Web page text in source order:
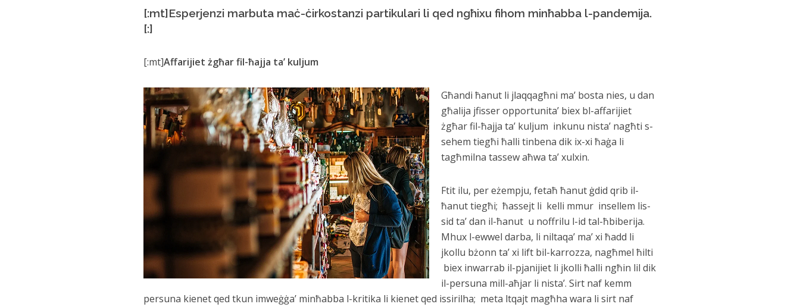
[:mt]Esperjenzi marbuta maċ-ċirkostanzi partikulari li qed ngħixu fihom minħabba l-pandemija.
[:]
[:mt]Affarijiet żgħar fil-ħajja ta’ kuljum
Għandi ħanut li jlaqqagħni ma’ bosta nies, u dan
għalija jfisser opportunita’ biex bl-affarijiet
żgħar fil-ħajja ta’ kuljum inkunu nista’ nagħti s-
sehem tiegħi ħalli tinbena dik ix-xi ħaġa li
tagħmilna tassew aħwa ta’ xulxin.
Ftit ilu, per eżempju, fetaħ ħanut ġdid qrib il-
ħanut tiegħi; ħassejt li kelli mmur insellem lis-
sid ta’ dan il-ħanut u noffrilu l-id tal-ħbiberija.
Mhux l-ewwel darba, li niltaqa’ ma’ xi ħadd li
jkollu bżonn ta’ xi lift bil-karrozza, nagħmel ħilti
biex inwarrab il-pjanijiet li jkolli ħalli ngħin lil dik
il-persuna mill-aħjar li nista’. Sirt naf kemm
persuna kienet qed tkun imweġġa’ minħabba l-kritika li kienet qed issirilha; meta ltqajt magħha wara li sirt naf